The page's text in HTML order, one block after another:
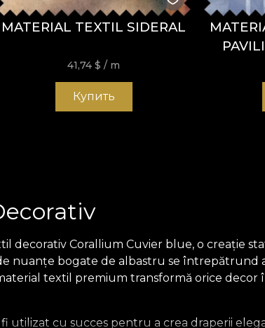
MATERIAL TEXTIL SIDERAL
41,74$ / m
Купить
Corallium Cuvier blue, o creație
nuanțe bogate de albastru se întrepătrund
textil premium transformă orice decor
utilizat cu succes pentru a crea draperii